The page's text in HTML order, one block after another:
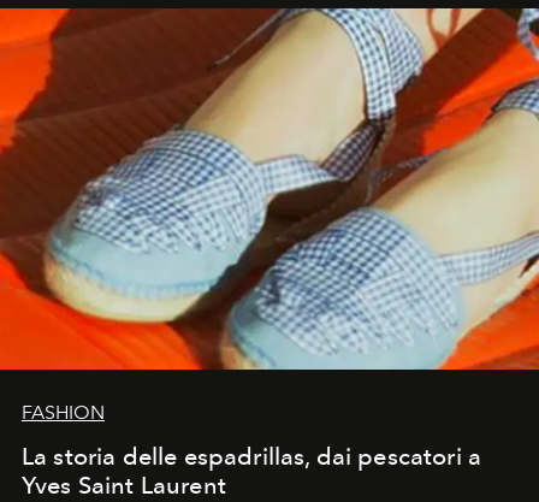
FASHION
La storia delle espadrillas, dai pescatori a
Yves Saint Laurent